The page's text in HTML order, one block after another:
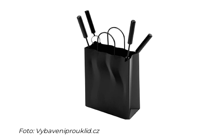
Foto: Vybaveniprouklid.cz